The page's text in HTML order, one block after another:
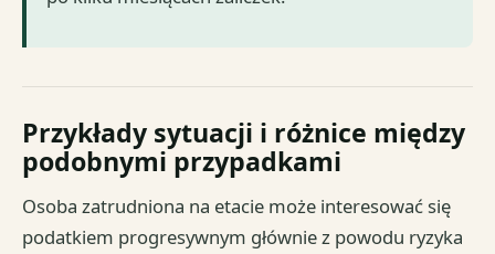
Przykłady sytuacji i różnice między
podobnymi przypadkami
Osoba zatrudniona na etacie może interesować się
podatkiem progresywnym głównie z powodu ryzyka